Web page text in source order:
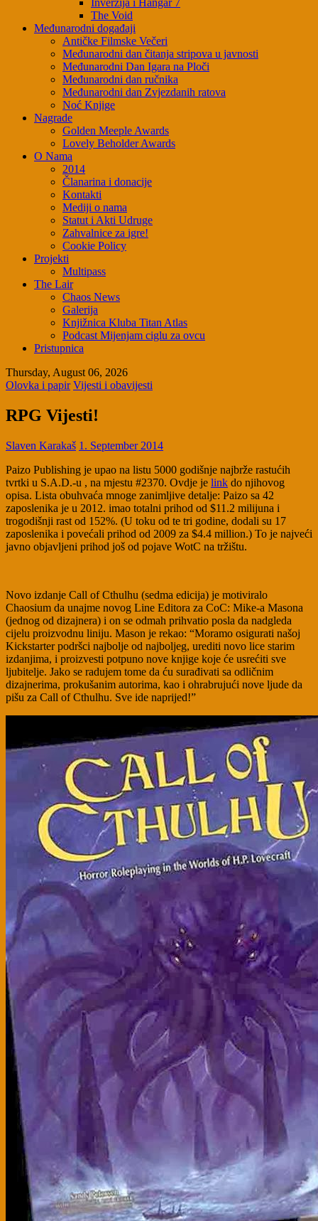
Inverzija i Hangar 7
The Void
Međunarodni događaji
Antičke Filmske Večeri
Međunarodni dan čitanja stripova u javnosti
Međunarodni Dan Igara na Ploči
Međunarodni dan ručnika
Međunarodni dan Zvjezdanih ratova
Noć Knjige
Nagrade
Golden Meeple Awards
Lovely Beholder Awards
O Nama
2014
Članarina i donacije
Kontakti
Mediji o nama
Statut i Akti Udruge
Zahvalnice za igre!
Cookie Policy
Projekti
Multipass
The Lair
Chaos News
Galerija
Knjižnica Kluba Titan Atlas
Podcast Mijenjam ciglu za ovcu
Pristupnica
Thursday, August 06, 2026
Olovka i papir Vijesti i obavijesti
RPG Vijesti!
Slaven Karakaš 1. September 2014
Paizo Publishing je upao na listu 5000 godišnje najbrže rastućih
tvrtki u S.A.D.-u , na mjestu #2370. Ovdje je link do njihovog
opisa. Lista obuhvaća mnoge zanimljive detalje: Paizo sa 42
zaposlenika je u 2012. imao totalni prihod od $11.2 milijuna i
trogodišnji rast od 152%. (U toku od te tri godine, dodali su 17
zaposlenika i povećali prihod od 2009 za $4.4 million.) To je najveći
javno objavljeni prihod još od pojave WotC na tržištu.
Novo izdanje Call of Cthulhu (sedma edicija) je motiviralo
Chaosium da unajme novog Line Editora za CoC: Mike-a Masona
(jednog od dizajnera) i on se odmah prihvatio posla da nadgleda
cijelu proizvodnu liniju. Mason je rekao: “Moramo osigurati našoj
Kickstarter podršci najbolje od najboljeg, urediti novo lice starim
izdanjima, i proizvesti potpuno nove knjige koje će usrećiti sve
ljubitelje. Jako se radujem tome da ću surađivati sa odličnim
dizajnerima, prokušanim autorima, kao i ohrabrujući nove ljude da
pišu za Call of Cthulhu. Sve ide naprijed!”